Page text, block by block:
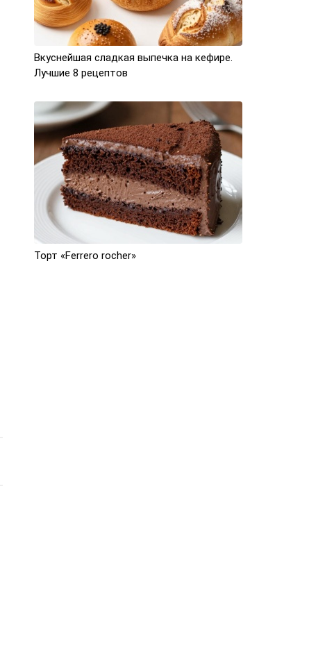
Вкуснейшая сладкая выпечка на кефире.
Лучшие 8 рецептов
Торт «Ferrero rocher»